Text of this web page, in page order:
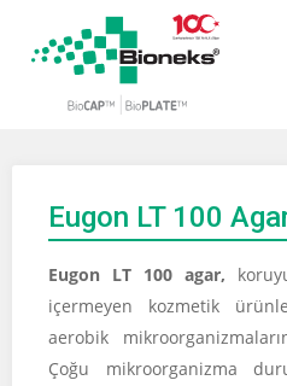
Eugon LT 100
Eugon LT 100 agar,
içermeyen kozmetik
aerobik
Çoğu mikroorganizma